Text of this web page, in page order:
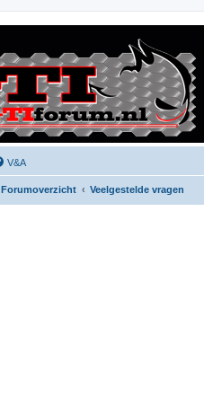
V&A
Forumoverzicht Veelgestelde vragen